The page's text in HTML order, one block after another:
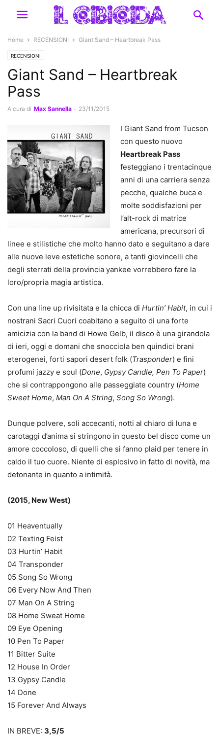
Home RECENSIONI Giant Sand – Heartbreak Pass
RECENSIONI
Giant Sand – Heartbreak
Pass
A cura di Max Sannella - 23/11/2015
I Giant Sand from Tucson
con questo nuovo
Heartbreak Pass
festeggiano i trentacinque
anni di una carriera senza
pecche, qualche buca e
molte soddisfazioni per
l’alt-rock di matrice
americana, precursori di
linee e stilistiche che molto hanno dato e seguitano a dare
alle nuove leve estetiche sonore, a tanti giovincelli che
degli sterrati della provincia yankee vorrebbero fare la
loro/propria magia artistica.
Con una line up rivisitata e la chicca di Hurtin’ Habit, in cui i
nostrani Sacri Cuori coabitano a seguito di una forte
amicizia con la band di Howe Gelb, il disco è una girandola
di ieri, oggi e domani che snocciola ben quindici brani
eterogenei, forti sapori desert folk (Trasponder) e fini
profumi jazzy e soul (Done, Gypsy Candle, Pen To Paper)
che si contrappongono alle passeggiate country (Home
Sweet Home, Man On A String, Song So Wrong).
Dunque polvere, soli accecanti, notti al chiaro di luna e
carotaggi d’anima si stringono in questo bel disco come un
amore coccoloso, di quelli che si fanno plaid per tenere in
caldo il tuo cuore. Niente di esplosivo in fatto di novità, ma
detonante in quanto a intimità.
(2015, New West)
01 Heaventually
02 Texting Feist
03 Hurtin’ Habit
04 Transponder
05 Song So Wrong
06 Every Now And Then
07 Man On A String
08 Home Sweat Home
09 Eye Opening
10 Pen To Paper
11 Bitter Suite
12 House In Order
13 Gypsy Candle
14 Done
15 Forever And Always
IN BREVE: 3,5/5